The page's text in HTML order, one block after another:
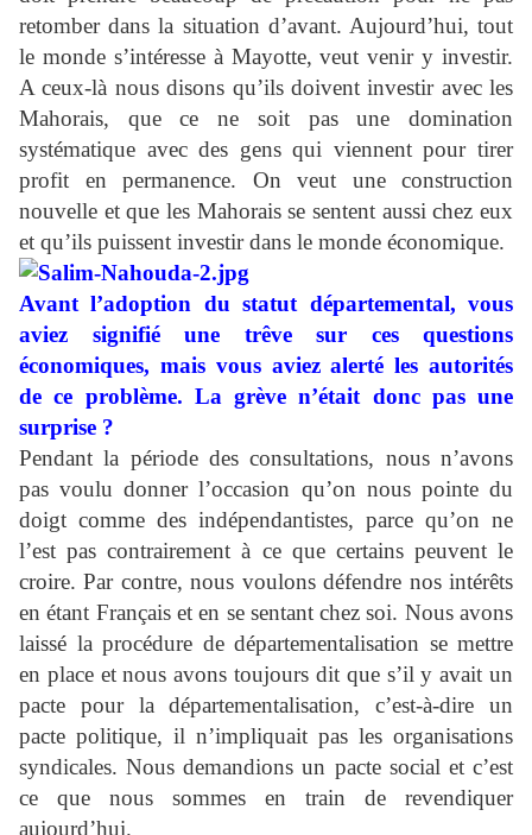
retomber dans la situation d’avant. Aujourd’hui, tout
le monde s’intéresse à Mayotte, veut venir y investir.
A ceux-là nous disons qu’ils doivent investir avec les
Mahorais, que ce ne soit pas une domination
systématique avec des gens qui viennent pour tirer
profit en permanence. On veut une construction
nouvelle et que les Mahorais se sentent aussi chez eux
et qu’ils puissent investir dans le monde économique.
Avant l’adoption du statut départemental, vous
aviez signifié une trêve sur ces questions
économiques, mais vous aviez alerté les autorités
de ce problème. La grève n’était donc pas une
surprise ?
Pendant la période des consultations, nous n’avons
pas voulu donner l’occasion qu’on nous pointe du
doigt comme des indépendantistes, parce qu’on ne
l’est pas contrairement à ce que certains peuvent le
croire. Par contre, nous voulons défendre nos intérêts
en étant Français et en se sentant chez soi. Nous avons
laissé la procédure de départementalisation se mettre
en place et nous avons toujours dit que s’il y avait un
pacte pour la départementalisation, c’est-à-dire un
pacte politique, il n’impliquait pas les organisations
syndicales. Nous demandions un pacte social et c’est
ce que nous sommes en train de revendiquer
aujourd’hui.